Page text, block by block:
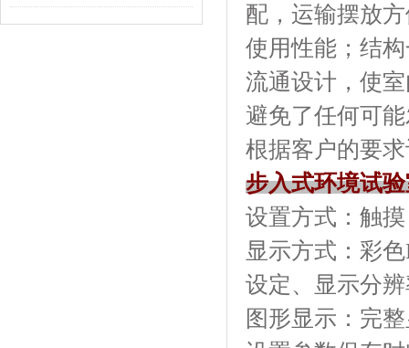
配，运输摆放
使用性能；
流通设计，使
避免了任何可能
根据客户的要求订
步入式环境试
设置方式：触摸
显示方式：
设定、显示分
图形显示：完